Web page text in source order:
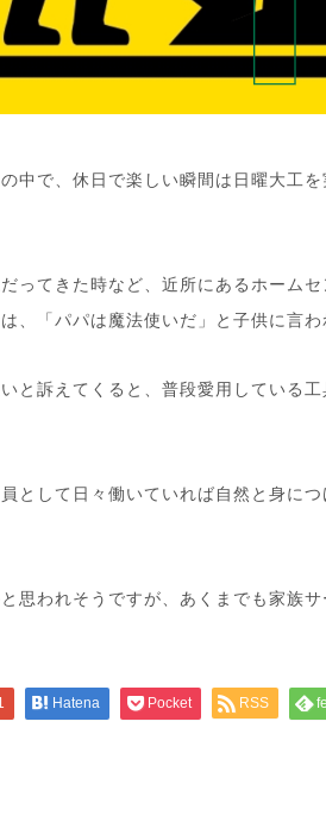
中で、休日で楽しい瞬間は日曜大工
ってきた時など、近所にあるホーム
、「パパは魔法使いだ」と子供に言わ
と訴えてくると、普段愛用している
として日々働いていれば自然と身に
思われそうですが、あくまでも家族
Hatena Pocket RSS